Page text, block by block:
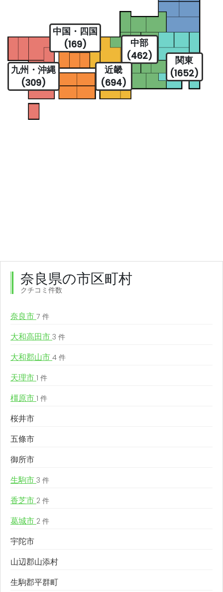
関東
(1652)
中部
(462)
近畿
(694)
中国・四国
(169)
九州・沖縄
(309)
奈良県の市区町村
クチコミ件数
奈良市 7 件
大和高田市 3 件
大和郡山市 4 件
天理市 1 件
橿原市 1 件
桜井市
五條市
御所市
生駒市 3 件
香芝市 2 件
葛城市 2 件
宇陀市
山辺郡山添村
生駒郡平群町